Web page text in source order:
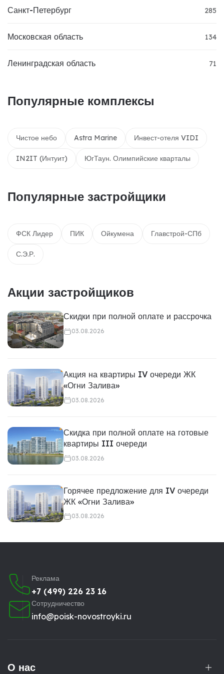
Санкт-Петербург 285
Московская область 134
Ленинградская область 71
Популярные комплексы
Чистое небо Astra Marine Инвест-отеля VIDI
IN2IT (Интуит) ЮгТаун. Олимпийские кварталы
Популярные застройщики
ФСК Лидер ПИК Ойкумена Главстрой-СПб
С.Э.Р.
Акции застройщиков
Скидки при полной оплате и рассрочка
03.08.2026
Акция на квартиры IV очереди ЖК
«Огни Залива»
03.08.2026
Скидка при полной оплате на готовые
квартиры III очереди
03.08.2026
Горячее предложение для IV очереди
ЖК «Огни Залива»
03.08.2026
Реклама
+7 (499) 226 23 16
Сотрудничество
info@poisk-novostroyki.ru
О нас